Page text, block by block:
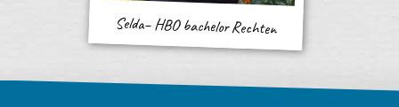
Selda– HBO bachelor Rechten